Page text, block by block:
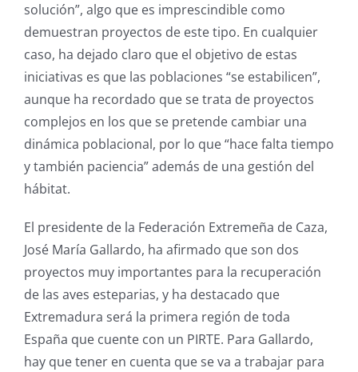
solución”, algo que es imprescindible como
demuestran proyectos de este tipo. En cualquier
caso, ha dejado claro que el objetivo de estas
iniciativas es que las poblaciones “se estabilicen”,
aunque ha recordado que se trata de proyectos
complejos en los que se pretende cambiar una
dinámica poblacional, por lo que “hace falta tiempo
y también paciencia” además de una gestión del
hábitat.
El presidente de la Federación Extremeña de Caza,
José María Gallardo, ha afirmado que son dos
proyectos muy importantes para la recuperación
de las aves esteparias, y ha destacado que
Extremadura será la primera región de toda
España que cuente con un PIRTE. Para Gallardo,
hay que tener en cuenta que se va a trabajar para